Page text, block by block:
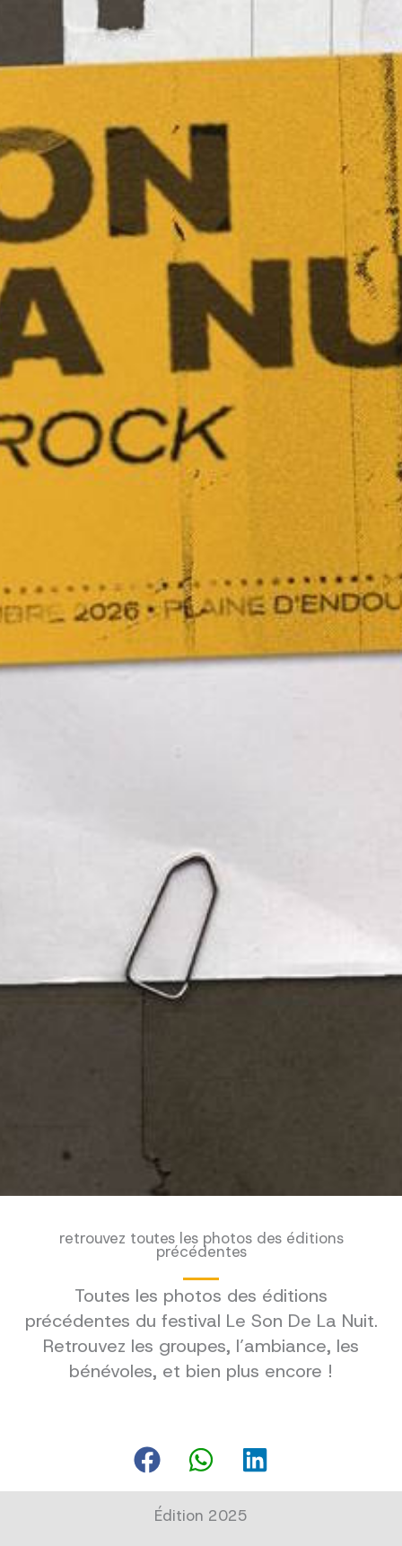
retrouvez toutes les photos des éditions
précédentes
Toutes les photos des éditions
précédentes du festival Le Son De La Nuit.
Retrouvez les groupes, l’ambiance, les
bénévoles, et bien plus encore !
Édition 2025